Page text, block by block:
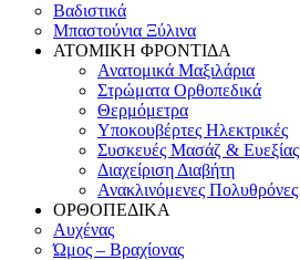
Βαδιστικά
Μπαστούνια Ξύλινα
ΑΤΟΜΙΚΗ ΦΡΟΝΤΙΔΑ
Ανατομικά Μαξιλάρια
Στρώματα Ορθοπεδικά
Θερμόμετρα
Υποκουβέρτες Ηλεκτρικές
Συσκευές Μασάζ & Ευεξίας
Διαχείριση Διαβήτη
Ανακλινόμενες Πολυθρόνες
ΟΡΘΟΠΕΔΙΚΑ
Αυχένας
Ώμος – Βραχίονας